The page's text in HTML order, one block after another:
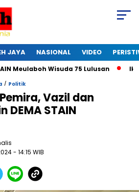
JAYA NASIONAL VIDEO
Wisuda 75 Lulusan Ikut
/ Politik
Vazil dan
DEMA STAIN
- 14:15 WIB